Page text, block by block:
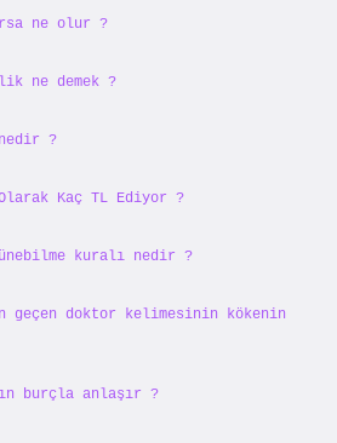
ne olur ?
ne demek ?
?
Kaç TL Ediyor ?
kuralı nedir ?
geçen doktor kelimesinin kökenin
burçla anlaşır ?